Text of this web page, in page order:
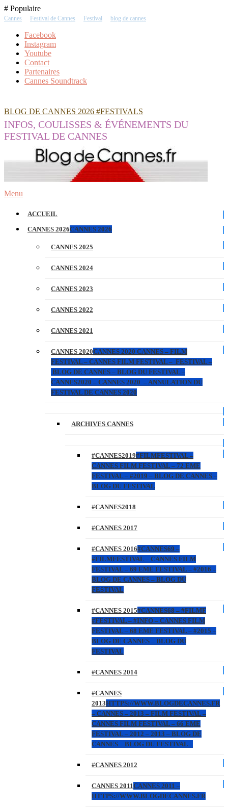
Skip
To
# Populaire
Cannes Festival de Cannes Festival blog de cannes
Facebook
Instagram
Youtube
Contact
Partenaires
Cannes Soundtrack
BLOG DE CANNES 2026 #FESTIVALS
INFOS, COULISSES & ÉVÉNEMENTS DU
FESTIVAL DE CANNES
Menu
ACCUEIL
CANNES 2026CANNES 2026
CANNES 2025
CANNES 2024
CANNES 2023
CANNES 2022
CANNES 2021
CANNES 2020CANNES 2020 CANNES – FILM
FESTIVAL – CANNES FILM FESTIVAL – FESTIVAL –
BLOG DE CANNES – BLOG DU FESTIVAL –
CANNES2020 – CANNES 2020 – ANNULATION DU
FESTIVAL DE CANNES 2020
ARCHIVES CANNES
#CANNES2019#FILMFESTIVAL –
CANNES FILM FESTIVAL – 72 EME
FESTIVAL – #2019 – BLOG DE CANNES –
BLOG DU FESTIVAL
#CANNES2018
#CANNES 2017
#CANNES 2016#CANNES69 –
#FILMFESTIVAL – CANNES FILM
FESTIVAL – 69 EME FESTIVAL – #2016 –
BLOG DE CANNES – BLOG DU
FESTIVAL
#CANNES 2015#CANNES68 – #FILMF
#FESTIVAL – #INFO – CANNES FILM
FESTIVAL – 68 EME FESTIVAL – #2015 –
BLOG DE CANNES – BLOG DU
FESTIVAL
#CANNES 2014
#CANNES
2013HTTPS://WWW.BLOGDECANNES.FR
– CANNES – 2013 – FILM FESTIVAL –
CANNES FILM FESTIVAL – 66 EME
FESTIVAL – 2012 – 2013 – BLOG DE
CANNES – BLOG DU FESTIVAL –
#CANNES 2012
CANNES 2011CANNES 2011 –
HTTPS://WWW.BLOGDECANNES.FR